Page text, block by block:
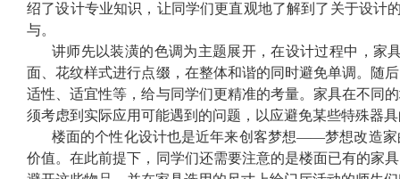
绍了设计专业知识，让同学们更直观地了解到了关于设计
与。
讲师先以装潢的色调为主题展开，在设计过程中，家
面、花纹样式进行点缀，在整体和谐的同时避免单调。随
适性、适宜性等，给与同学们更精准的考量。家具在不同
须考虑到实际应用可能遇到的问题，以应避免某些特殊器
楼面的个性化设计也是近年来创客梦想——梦想改造家
价值。在此前提下，同学们还需要注意的是楼面已有的家